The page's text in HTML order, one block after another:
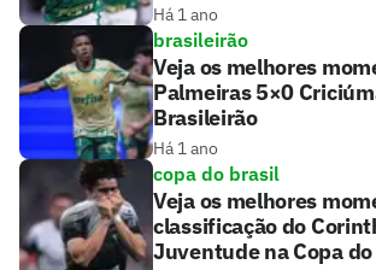
Há 1 ano
brasileirão
Veja os melhores
Palmeiras 5×0
Brasileirão
Há 1 ano
copa do brasil
Veja os melhores
classificação do
Juventude na Copa